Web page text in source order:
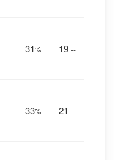
31% 19 --
33% 21 --